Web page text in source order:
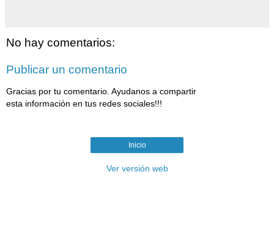
No hay comentarios:
Publicar un comentario
Gracias por tu comentario. Ayudanos a compartir
esta información en tus redes sociales!!!
Inicio
Ver versión web